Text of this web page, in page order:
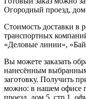
Огородный проезд, дом
Стоимость доставки в
транспортных
«Деловые линии»,
Вы можете заказать
нанесённым
заготовку. Получить
можно: в нашем офисе
проезд, дом 5, стр.1,